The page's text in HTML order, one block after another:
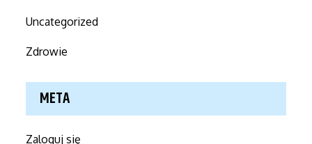
Uncategorized
Zdrowie
META
Zaloguj się